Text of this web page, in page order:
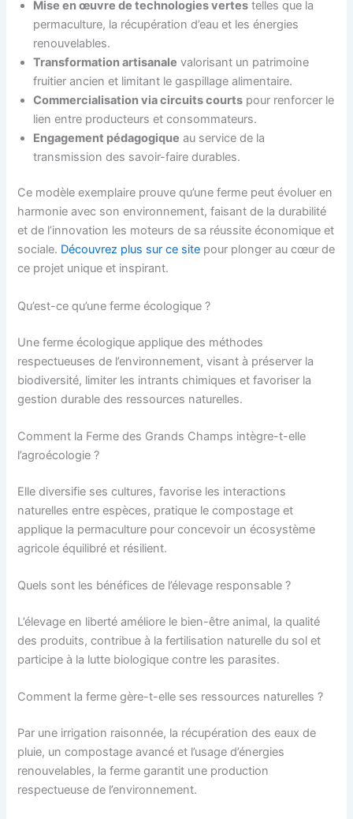
Mise en œuvre de technologies vertes telles que la
permaculture, la récupération d’eau et les énergies
renouvelables.
Transformation artisanale valorisant un patrimoine
fruitier ancien et limitant le gaspillage alimentaire.
Commercialisation via circuits courts pour renforcer le
lien entre producteurs et consommateurs.
Engagement pédagogique au service de la
transmission des savoir-faire durables.
Ce modèle exemplaire prouve qu’une ferme peut évoluer en
harmonie avec son environnement, faisant de la durabilité
et de l’innovation les moteurs de sa réussite économique et
sociale. Découvrez plus sur ce site pour plonger au cœur de
ce projet unique et inspirant.
Qu’est-ce qu’une ferme écologique ?
Une ferme écologique applique des méthodes
respectueuses de l’environnement, visant à préserver la
biodiversité, limiter les intrants chimiques et favoriser la
gestion durable des ressources naturelles.
Comment la Ferme des Grands Champs intègre-t-elle
l’agroécologie ?
Elle diversifie ses cultures, favorise les interactions
naturelles entre espèces, pratique le compostage et
applique la permaculture pour concevoir un écosystème
agricole équilibré et résilient.
Quels sont les bénéfices de l’élevage responsable ?
L’élevage en liberté améliore le bien-être animal, la qualité
des produits, contribue à la fertilisation naturelle du sol et
participe à la lutte biologique contre les parasites.
Comment la ferme gère-t-elle ses ressources naturelles ?
Par une irrigation raisonnée, la récupération des eaux de
pluie, un compostage avancé et l’usage d’énergies
renouvelables, la ferme garantit une production
respectueuse de l’environnement.